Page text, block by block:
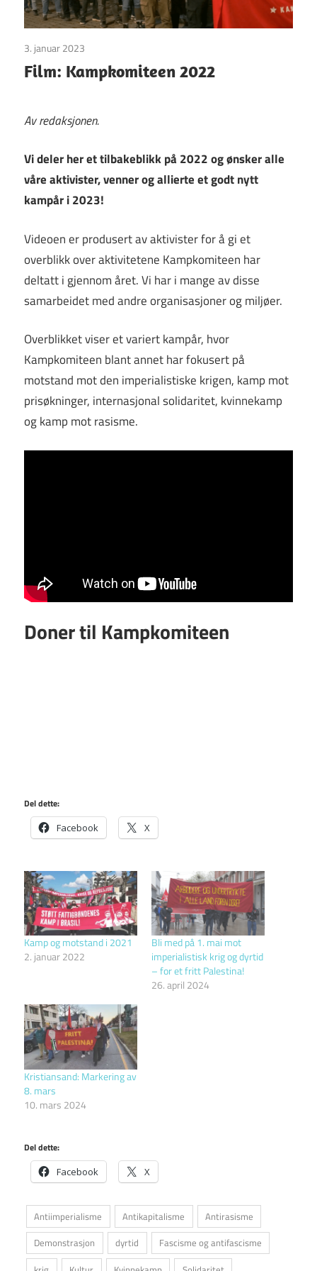
3. januar 2023
Film: Kampkomiteen 2022
Av redaksjonen.
Vi deler her et tilbakeblikk på 2022 og ønsker alle
våre aktivister, venner og allierte et godt nytt
kampår i 2023!
Videoen er produsert av aktivister for å gi et
overblikk over aktivitetene Kampkomiteen har
deltatt i gjennom året. Vi har i mange av disse
samarbeidet med andre organisasjoner og miljøer.
Overblikket viser et variert kampår, hvor
Kampkomiteen blant annet har fokusert på
motstand mot den imperialistiske krigen, kamp mot
prisøkninger, internasjonal solidaritet, kvinnekamp
og kamp mot rasisme.
Doner til Kampkomiteen
Del dette:
Facebook X
Kamp og motstand i 2021
2. januar 2022
Bli med på 1. mai mot
imperialistisk krig og dyrtid
– for et fritt Palestina!
26. april 2024
Kristiansand: Markering av
8. mars
10. mars 2024
Del dette:
Facebook X
Antiimperialisme Antikapitalisme
Antirasisme
Demonstrasjon
dyrtid
Fascisme og antifascisme